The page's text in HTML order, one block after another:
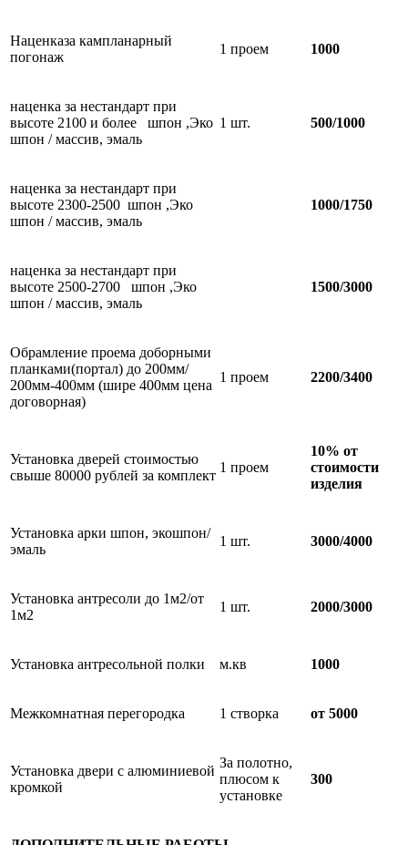
Наценказа кампланарный
погонаж
1 проем 1000
наценка за нестандарт при
высоте 2100 и более шпон ,Эко
шпон / массив, эмаль
1 шт. 500/1000
наценка за нестандарт при
высоте 2300-2500 шпон ,Эко
шпон / массив, эмаль
1000/1750
наценка за нестандарт при
высоте 2500-2700 шпон ,Эко
шпон / массив, эмаль
1500/3000
Обрамление проема доборными
планками(портал) до 200мм/
200мм-400мм (шире 400мм цена
договорная)
1 проем 2200/3400
Установка дверей стоимостью
свыше 80000 рублей за комплект
1 проем
10% от
стоимости
изделия
Установка арки шпон, экошпон/
эмаль
1 шт. 3000/4000
Установка антресоли до 1м2/от
1м2
1 шт. 2000/3000
Установка антресольной полки м.кв 1000
Межкомнатная перегородка 1 створка от 5000
Установка двери с алюминиевой
кромкой
За полотно,
плюсом к
установке
300